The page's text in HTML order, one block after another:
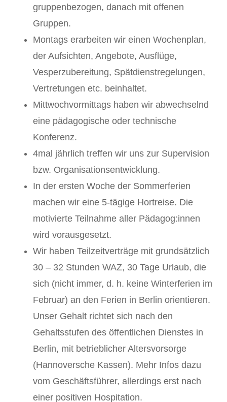
gruppenbezogen, danach mit offenen
Gruppen.
Montags erarbeiten wir einen Wochenplan,
der Aufsichten, Angebote, Ausflüge,
Vesperzubereitung, Spätdienstregelungen,
Vertretungen etc. beinhaltet.
Mittwochvormittags haben wir abwechselnd
eine pädagogische oder technische
Konferenz.
4mal jährlich treffen wir uns zur Supervision
bzw. Organisationsentwicklung.
In der ersten Woche der Sommerferien
machen wir eine 5-tägige Hortreise. Die
motivierte Teilnahme aller Pädagog:innen
wird vorausgesetzt.
Wir haben Teilzeitverträge mit grundsätzlich
30 – 32 Stunden WAZ, 30 Tage Urlaub, die
sich (nicht immer, d. h. keine Winterferien im
Februar) an den Ferien in Berlin orientieren.
Unser Gehalt richtet sich nach den
Gehaltsstufen des öffentlichen Dienstes in
Berlin, mit betrieblicher Altersvorsorge
(Hannoversche Kassen). Mehr Infos dazu
vom Geschäftsführer, allerdings erst nach
einer positiven Hospitation.